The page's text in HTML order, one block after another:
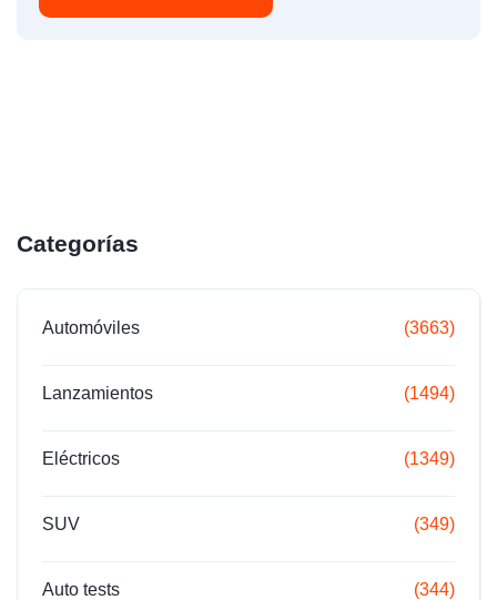
Categorías
Automóviles (3663)
Lanzamientos (1494)
Eléctricos (1349)
SUV (349)
Auto tests (344)